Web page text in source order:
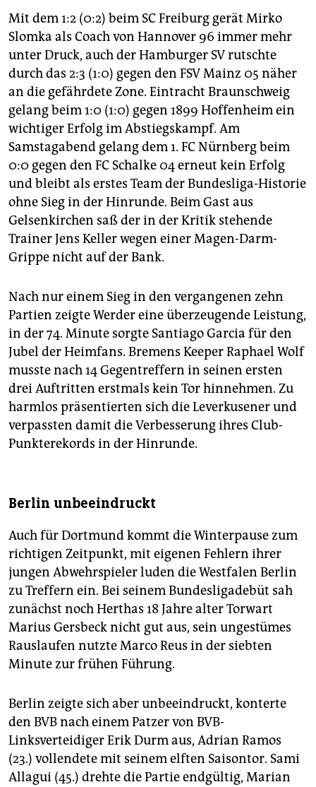
Mit dem 1:2 (0:2) beim SC Freiburg gerät Mirko
Slomka als Coach von Hannover 96 immer mehr
unter Druck, auch der Hamburger SV rutschte
durch das 2:3 (1:0) gegen den FSV Mainz 05 näher
an die gefährdete Zone. Eintracht Braunschweig
gelang beim 1:0 (1:0) gegen 1899 Hoffenheim ein
wichtiger Erfolg im Abstiegskampf. Am
Samstagabend gelang dem 1. FC Nürnberg beim
0:0 gegen den FC Schalke 04 erneut kein Erfolg
und bleibt als erstes Team der Bundesliga-Historie
ohne Sieg in der Hinrunde. Beim Gast aus
Gelsenkirchen saß der in der Kritik stehende
Trainer Jens Keller wegen einer Magen-Darm-
Grippe nicht auf der Bank.
Nach nur einem Sieg in den vergangenen zehn
Partien zeigte Werder eine überzeugende Leistung,
in der 74. Minute sorgte Santiago Garcia für den
Jubel der Heimfans. Bremens Keeper Raphael Wolf
musste nach 14 Gegentreffern in seinen ersten
drei Auftritten erstmals kein Tor hinnehmen. Zu
harmlos präsentierten sich die Leverkusener und
verpassten damit die Verbesserung ihres Club-
Punkterekords in der Hinrunde.
Berlin unbeeindruckt
Auch für Dortmund kommt die Winterpause zum
richtigen Zeitpunkt, mit eigenen Fehlern ihrer
jungen Abwehrspieler luden die Westfalen Berlin
zu Treffern ein. Bei seinem Bundesligadebüt sah
zunächst noch Herthas 18 Jahre alter Torwart
Marius Gersbeck nicht gut aus, sein ungestümes
Rauslaufen nutzte Marco Reus in der siebten
Minute zur frühen Führung.
Berlin zeigte sich aber unbeeindruckt, konterte
den BVB nach einem Patzer von BVB-
Linksverteidiger Erik Durm aus, Adrian Ramos
(23.) vollendete mit seinem elften Saisontor. Sami
Allagui (45.) drehte die Partie endgültig, Marian